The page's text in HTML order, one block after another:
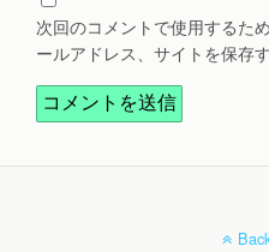
次回のコメントで使用するた
ールアドレス、サイトを保存す